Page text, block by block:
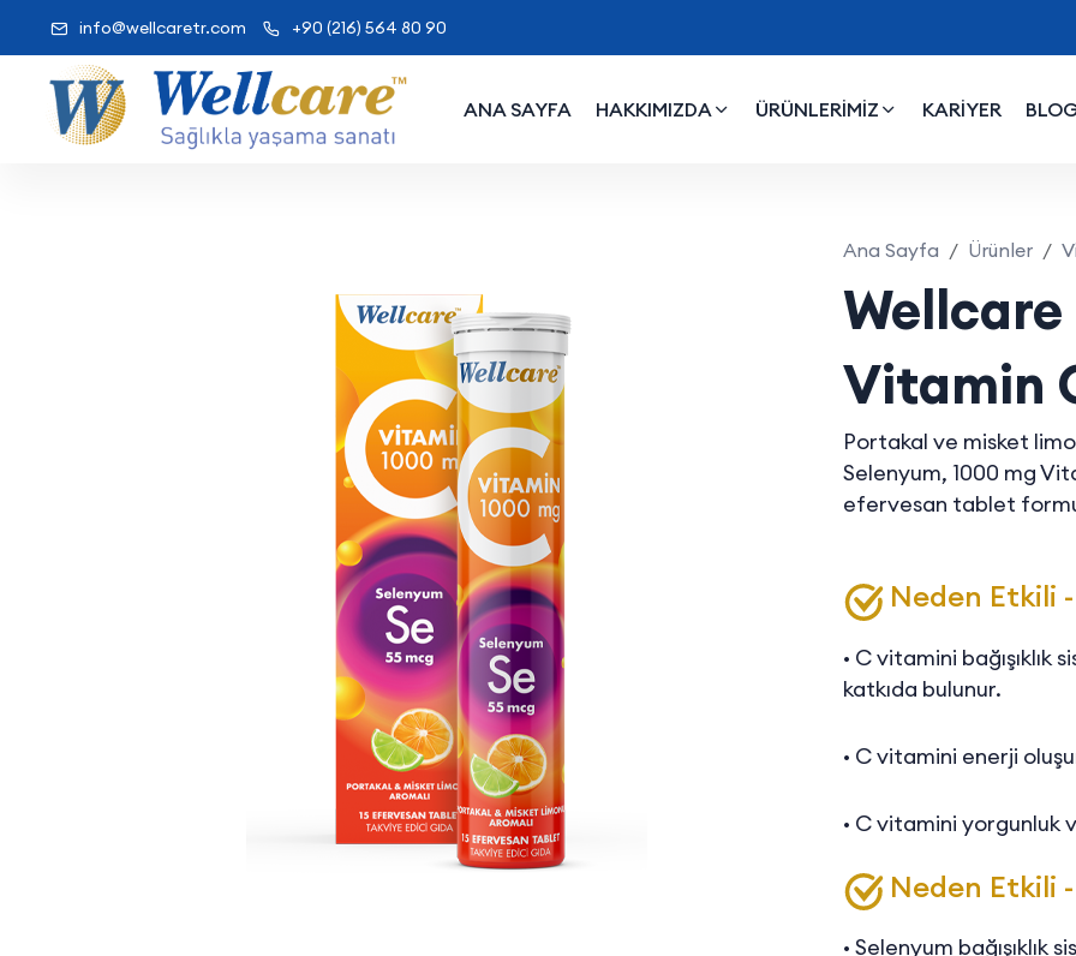
info@wellcaretr.com +90 (216) 564 80 90
ANA SAYFA HAKKIMIZDA ÜRÜNLERİMİZ KARİYER
Wellcare Vitamin C+ Selenyum
Ana Sayfa Ürünler
Wellcare
Vitamin
Portakal ve misket
Selenyum, 1000 mg
efervesan tablet
Neden Etkili
• C vitamini bağışıklık
katkıda bulunur.
• C vitamini enerji
• C vitamini yorgunluk
Neden Etkili
• Selenyum bağışıklık